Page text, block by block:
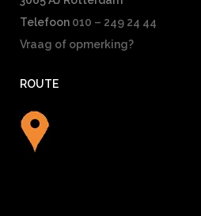
Telefoon 010 – 249 24 44
Vraag of opmerking?
ROUTE